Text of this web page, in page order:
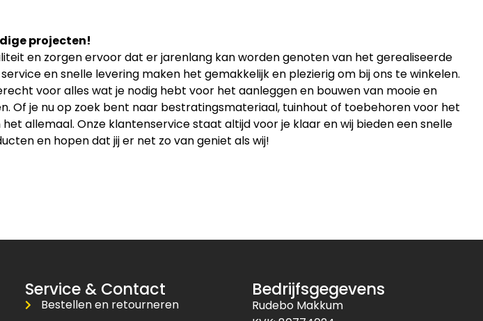
projecten!
en zorgen ervoor dat er jarenlang kan worden genoten van het gerealiseerde
en snelle levering maken het gemakkelijk en plezierig om bij ons te winkelen.
voor alles wat je nodig hebt voor het aanleggen en bouwen van mooie en
Of je nu op zoek bent naar bestratingsmateriaal, tuinhout of toebehoren voor het
allemaal. Onze klantenservice staat altijd voor je klaar en wij bieden een snelle
en hopen dat jij er net zo van geniet als wij!
Service & Contact
Bestellen en retourneren
Bedrijfsgegevens
Rudebo Makkum